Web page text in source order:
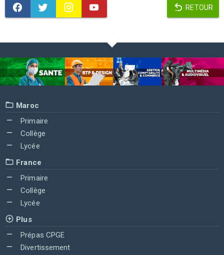
RETOUR
Maroc
Primaire
Collège
Lycée
France
Primaire
Collège
Lycée
Plus
Prépas CPGE
Divertissement